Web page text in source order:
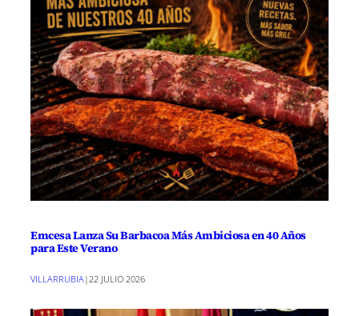
Emcesa Lanza Su Barbacoa Más Ambiciosa en 40 Años
para Este Verano
VILLARRUBIA|22 JULIO 2026